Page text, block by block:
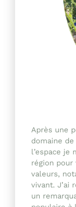
Après une
domaine
l’espace je
région pour
valeurs,
vivant. J’ai
un